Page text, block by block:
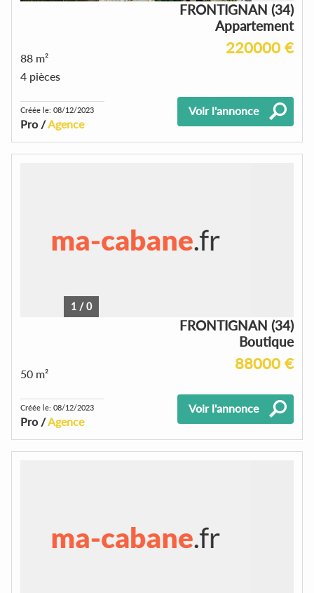
FRONTIGNAN (34)
Appartement
220000 €
88 m²
4 pièces
Créée le: 08/12/2023
Pro /Agence
Voir l'annonce
1 /0
FRONTIGNAN (34)
Boutique
88000 €
50 m²
Créée le: 08/12/2023
Pro /Agence
Voir l'annonce